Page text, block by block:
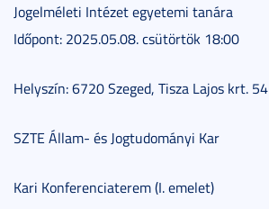
Jogelméleti Intézet egyetemi tanára
Időpont: 2025.05.08. csütörtök 18:00
Helyszín: 6720 Szeged, Tisza Lajos krt. 54
SZTE Állam- és Jogtudományi Kar
Kari Konferenciaterem (I. emelet)